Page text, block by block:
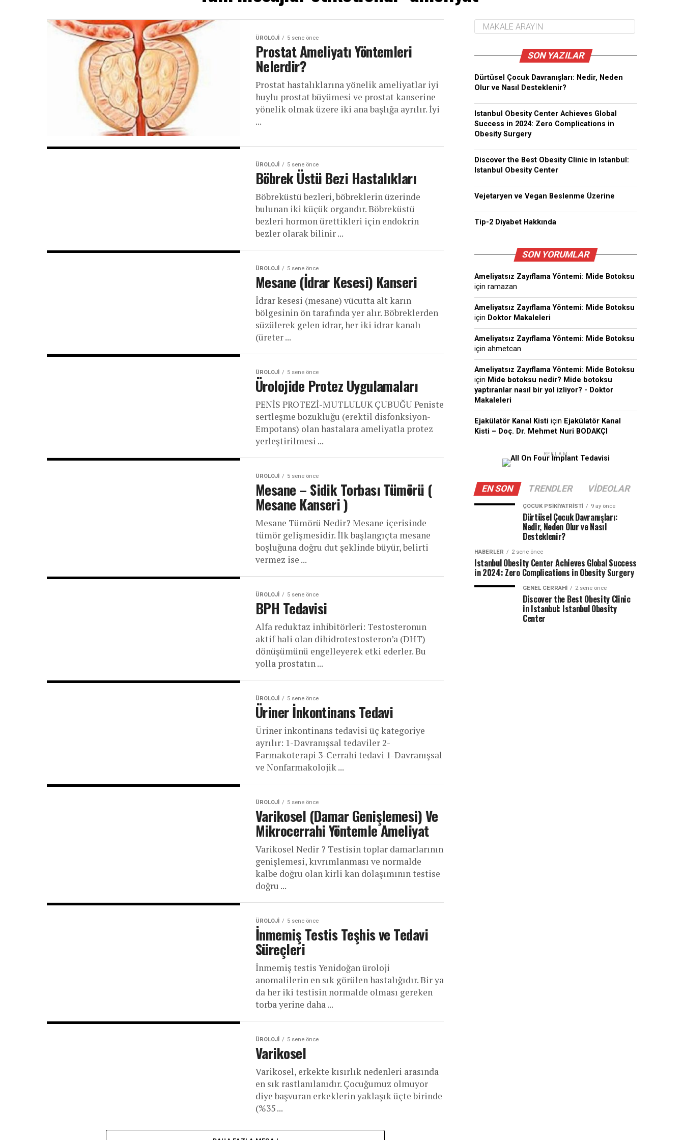
ÜROLOJI 5 sene önce
Prostat Ameliyatı Yöntemleri
Nelerdir?
Prostat hastalıklarına yönelik ameliyatlar iyi
huylu prostat büyümesi ve prostat kanserine
yönelik olmak üzere iki ana başlığa ayrılır. İyi
...
ÜROLOJI 5 sene önce
Böbrek Üstü Bezi Hastalıkları
Böbreküstü bezleri, böbreklerin üzerinde
bulunan iki küçük organdır. Böbreküstü
bezleri hormon ürettikleri için endokrin
bezler olarak bilinir ...
ÜROLOJI 5 sene önce
Mesane (İdrar Kesesi) Kanseri
İdrar kesesi (mesane) vücutta alt karın
bölgesinin ön tarafında yer alır. Böbreklerden
süzülerek gelen idrar, her iki idrar kanalı
(üreter ...
ÜROLOJI 5 sene önce
Ürolojide Protez Uygulamaları
PENİS PROTEZİ-MUTLULUK ÇUBUĞU Peniste
sertleşme bozukluğu (erektil disfonksiyon-
Empotans) olan hastalara ameliyatla protez
yerleştirilmesi ...
ÜROLOJI 5 sene önce
Mesane – Sidik Torbası Tümörü (
Mesane Kanseri )
Mesane Tümörü Nedir? Mesane içerisinde
tümör gelişmesidir. İlk başlangıçta mesane
boşluğuna doğru dut şeklinde büyür, belirti
vermez ise ...
ÜROLOJI 5 sene önce
BPH Tedavisi
Alfa reduktaz inhibitörleri: Testosteronun
aktif hali olan dihidrotestosteron’a (DHT)
dönüşümünü engelleyerek etki ederler. Bu
yolla prostatın ...
ÜROLOJI 5 sene önce
Üriner İnkontinans Tedavi
Üriner inkontinans tedavisi üç kategoriye
ayrılır: 1-Davranışsal tedaviler 2-
Farmakoterapi 3-Cerrahi tedavi 1-Davranışsal
ve Nonfarmakolojik ...
ÜROLOJI 5 sene önce
Varikosel (Damar Genişlemesi) Ve
Mikrocerrahi Yöntemle Ameliyat
Varikosel Nedir ? Testisin toplar damarlarının
genişlemesi, kıvrımlanması ve normalde
kalbe doğru olan kirli kan dolaşımının testise
doğru ...
ÜROLOJI 5 sene önce
İnmemiş Testis Teşhis ve Tedavi
Süreçleri
İnmemiş testis Yenidoğan üroloji
anomalilerin en sık görülen hastalığıdır. Bir ya
da her iki testisin normalde olması gereken
torba yerine daha ...
ÜROLOJI 5 sene önce
Varikosel
Varikosel, erkekte kısırlık nedenleri arasında
en sık rastlanılanıdır. Çocuğumuz olmuyor
diye başvuran erkeklerin yaklaşık üçte birinde
(%35 ...
SON YAZILAR
Dürtüsel Çocuk Davranışları: Nedir, Neden
Olur ve Nasıl Desteklenir?
Istanbul Obesity Center Achieves Global
Success in 2024: Zero Complications in
Obesity Surgery
Discover the Best Obesity Clinic in Istanbul:
Istanbul Obesity Center
Vejetaryen ve Vegan Beslenme Üzerine
Tip-2 Diyabet Hakkında
SON YORUMLAR
Ameliyatsız Zayıflama Yöntemi: Mide Botoksu
için ramazan
Ameliyatsız Zayıflama Yöntemi: Mide Botoksu
için Doktor Makaleleri
Ameliyatsız Zayıflama Yöntemi: Mide Botoksu
için ahmetcan
Ameliyatsız Zayıflama Yöntemi: Mide Botoksu
için Mide botoksu nedir? Mide botoksu
yaptıranlar nasıl bir yol izliyor? - Doktor
Makaleleri
Ejakülatör Kanal Kisti için Ejakülatör Kanal
Kisti – Doç. Dr. Mehmet Nuri BODAKÇI
REKLAM
EN SON TRENDLER VIDEOLAR
ÇOCUK PSIKIYATRISTI 9 ay önce
Dürtüsel Çocuk Davranışları:
Nedir, Neden Olur ve Nasıl
Desteklenir?
HABERLER 2 sene önce
Istanbul Obesity Center Achieves Global Success
in 2024: Zero Complications in Obesity Surgery
GENEL CERRAHI 2 sene önce
Discover the Best Obesity Clinic
in Istanbul: Istanbul Obesity
Center